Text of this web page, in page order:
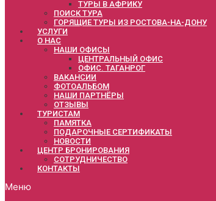
ТУРЫ В АФРИКУ
ПОИСК ТУРА
ГОРЯЩИЕ ТУРЫ ИЗ РОСТОВА-НА-ДОНУ
УСЛУГИ
О НАС
НАШИ ОФИСЫ
ЦЕНТРАЛЬНЫЙ ОФИС
ОФИС. ТАГАНРОГ
ВАКАНСИИ
ФОТОАЛЬБОМ
НАШИ ПАРТНЁРЫ
ОТЗЫВЫ
ТУРИСТАМ
ПАМЯТКА
ПОДАРОЧНЫЕ СЕРТИФИКАТЫ
НОВОСТИ
ЦЕНТР БРОНИРОВАНИЯ
СОТРУДНИЧЕСТВО
КОНТАКТЫ
Меню